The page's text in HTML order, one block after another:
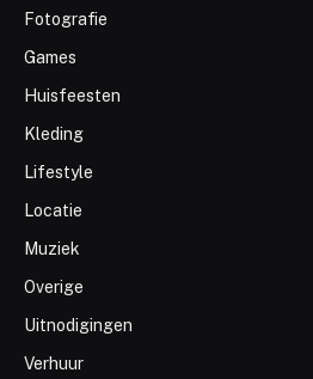
Fotografie
Games
Huisfeesten
Kleding
Lifestyle
Locatie
Muziek
Overige
Uitnodigingen
Verhuur